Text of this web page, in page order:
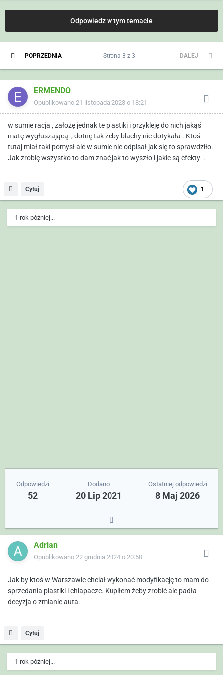
Odpowiedz w tym temacie
POPRZEDNIA DALEJ
Strona 3 z 3
ERMENDO
Opublikowano 21 listopada 2023 o 18:21
w sumie racja , założę jednak te plastiki i przykleję do nich jakąś
matę wygłuszającą , dotnę tak żeby blachy nie dotykała . Ktoś
tutaj miał taki pomysł ale w sumie nie odpisał jak się to sprawdziło.
Jak zrobię wszystko to dam znać jak to wyszło i jakie są efekty .
1
Cytuj
1 rok później...
Odpowiedzi
52
Dodano
20 Lip 2021
Ostatniej odpowiedzi
8 Maj 2026
Adrian
Opublikowano 22 grudnia 2024 o 20:50
Jak by ktoś w Warszawie chciał wykonać modyfikację to mam do
sprzedania plastiki i chlapacze. Kupiłem żeby zrobić ale padła
decyzja o zmianie auta.
Cytuj
1 rok później...